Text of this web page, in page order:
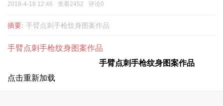
2018-4-18 12:46 查看2452 评论0
摘要: 手臂点刺手枪纹身图案作品
手臂点刺手枪纹身图案作品
手臂点刺手枪纹身图案作品
点击重新加载